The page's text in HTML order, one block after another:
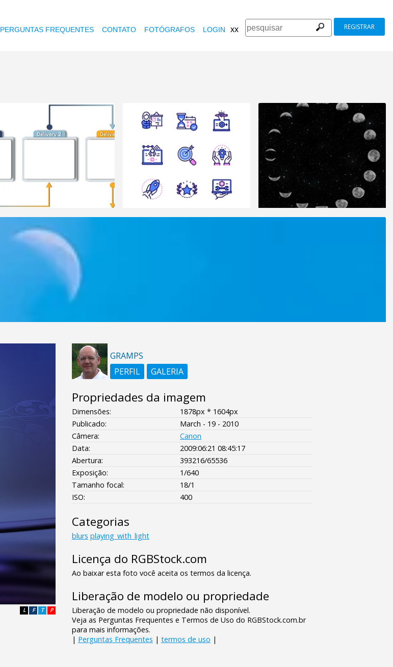
PERGUNTAS FREQUENTES CONTATO FOTÓGRAFOS LOGIN xx REGISTRAR
P
T
F
L
GRAMPS
PERFIL
GALERIA
Propriedades da imagem
Dimensões:
1878px * 1604px
Publicado:
March - 19 - 2010
Câmera:
Canon
Data:
2009:06:21 08:45:17
Abertura:
393216/65536
Exposição:
1/640
Tamanho focal:
18/1
ISO:
400
Categorias
blurs playing_with_light
Licença do RGBStock.com
Ao baixar esta foto você aceita os termos da licença.
Liberação de modelo ou propriedade
Liberação de modelo ou propriedade não disponível.
Veja as Perguntas Frequentes e Termos de Uso do RGBStock.com.br
para mais informações.
| Perguntas Frequentes | termos de uso |